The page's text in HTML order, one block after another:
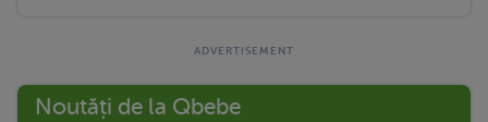
Noutăți de la Qbebe